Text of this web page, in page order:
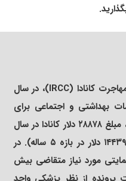
بر اساس آخرین به‌روزرسانی اداره مهاجرت کانادا (IRCC)، در سال
بهداشتی و اجتماعی برای
ارزیابی وضعیت پزشکی متقاضیان، مبلغ ۲۸۸۷۸ دلار کانادا در سال
تعیین شده است (معادل حدود ۱۴۴۳۹۰ دلار در بازه ۵ ساله). در
مورد نیاز متقاضی بیش